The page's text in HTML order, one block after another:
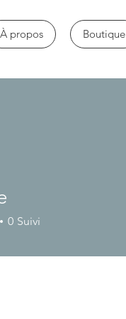
À propos Boutique
0 Suivi